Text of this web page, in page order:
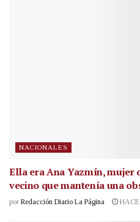
NACIONALES
Ella era Ana Yazmín, mujer
vecino que mantenía una
por Redacción Diario La Página